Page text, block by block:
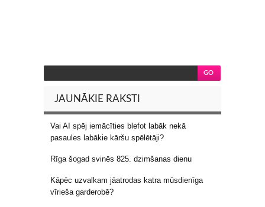
JAUNĀKIE RAKSTI
Vai AI spēj iemācīties blefot labāk nekā
pasaules labākie kāršu spēlētāji?
Rīga šogad svinēs 825. dzimšanas dienu
Kāpēc uzvalkam jāatrodas katra mūsdienīga
vīrieša garderobē?